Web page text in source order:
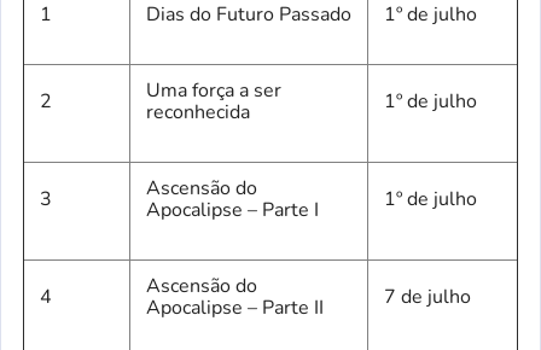
1 Dias do Futuro Passado 1º de julho
2
Uma força a ser
reconhecida
1º de julho
3
Ascensão do
Apocalipse – Parte I
1º de julho
4
Ascensão do
Apocalipse – Parte II
7 de julho